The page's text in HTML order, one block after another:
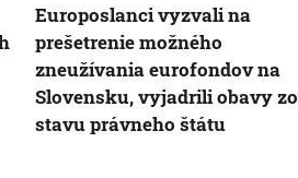
Europoslanci vyzvali na
prešetrenie možného
zneužívania eurofondov na
Slovensku, vyjadrili obavy zo
stavu právneho štátu